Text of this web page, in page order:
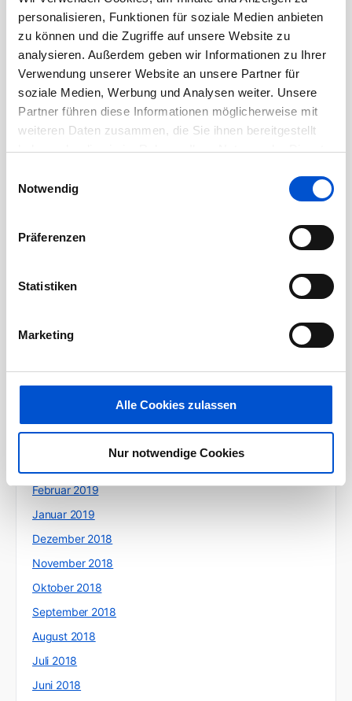
personalisieren, Funktionen für soziale Medien anbieten
zu können und die Zugriffe auf unsere Website zu
analysieren. Außerdem geben wir Informationen zu Ihrer
Verwendung unserer Website an unsere Partner für
soziale Medien, Werbung und Analysen weiter. Unsere
Partner führen diese Informationen möglicherweise mit
weiteren Daten zusammen, die Sie ihnen bereitgestellt
haben oder die sie im Rahmen Ihrer Nutzung der Dienste
Notwendig
Präferenzen
Statistiken
Marketing
Alle Cookies zulassen
Nur notwendige Cookies
September 2020
August 2020
Juli 2020
Juni 2020
Mai 2020
Februar 2020
Dezember 2019
Oktober 2019
August 2019
Februar 2019
Januar 2019
Dezember 2018
November 2018
Oktober 2018
September 2018
August 2018
Juli 2018
Juni 2018